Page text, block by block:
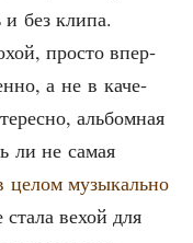
без кли­па.
про­сто впер­
а не в каче­
аль­бом­ная
ли не самая
целом музы­каль­но
вехой для